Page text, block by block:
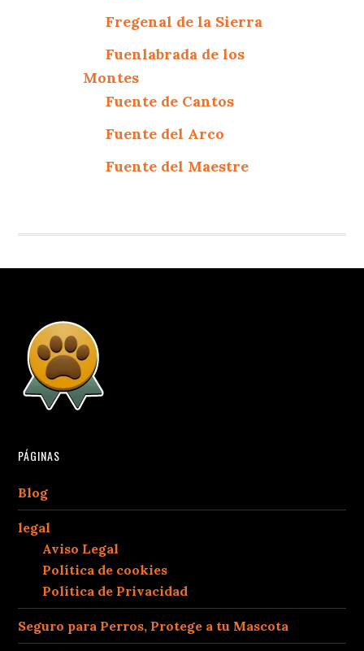
Fregenal de la Sierra
Fuenlabrada de los
Montes
Fuente de Cantos
Fuente del Arco
Fuente del Maestre
PÁGINAS
Blog
legal
Aviso Legal
Política de cookies
Política de Privacidad
Seguro para Perros, Protege a tu Mascota